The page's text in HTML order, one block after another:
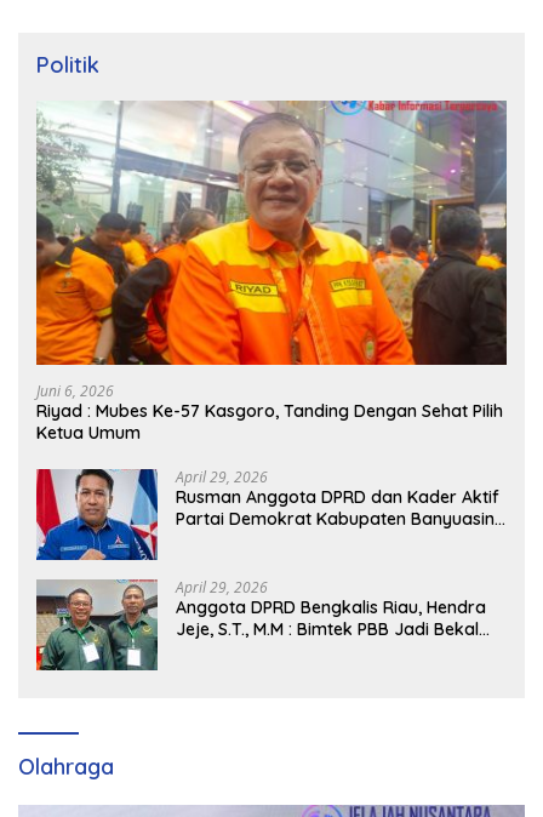
Politik
Juni 6, 2026
Riyad : Mubes Ke-57 Kasgoro, Tanding Dengan Sehat Pilih
Ketua Umum
April 29, 2026
Rusman Anggota DPRD dan Kader Aktif
Partai Demokrat Kabupaten Banyuasin
April 29, 2026
Anggota DPRD Bengkalis Riau, Hendra
Jeje, S.T., M.M : Bimtek PBB Jadi Bekal
Olahraga